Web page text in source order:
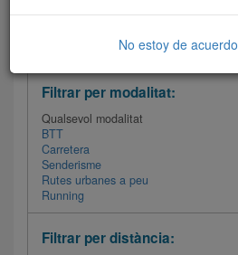
Filtrar les rutes
Filtrar per modalitat:
Qualsevol modalitat
BTT
Carretera
Senderisme
Rutes urbanes a peu
Running
Filtrar per distància:
No estoy de acuerdo